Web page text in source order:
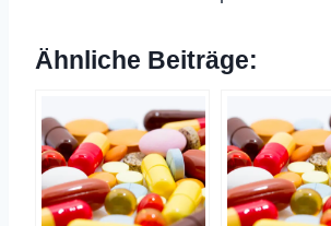
Ähnliche Beiträge: